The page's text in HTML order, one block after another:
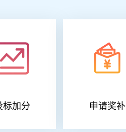
标加分 申请奖补